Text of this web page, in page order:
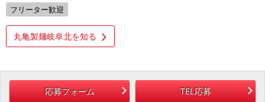
フリーター歓迎
丸亀製麺岐阜北を知る
応募フォーム TEL応募